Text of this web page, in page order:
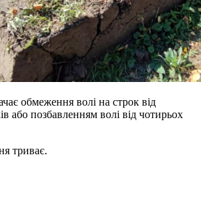
обмеження волі на строк від
або позбавленням волі від чотирьох
триває.